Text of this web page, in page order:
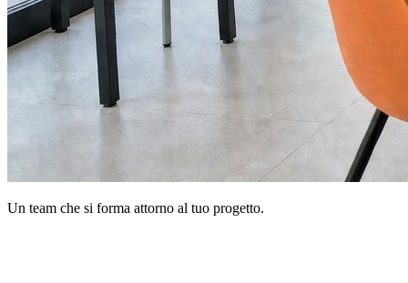
Un team che si forma attorno al tuo progetto.